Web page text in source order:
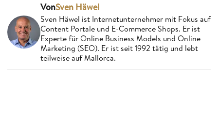
VonSven Häwel
Sven Häwel ist Internetunternehmer mit Fokus auf
Content Portale und E-Commerce Shops. Er ist
Experte für Online Business Models und Online
Marketing (SEO). Er ist seit 1992 tätig und lebt
teilweise auf Mallorca.